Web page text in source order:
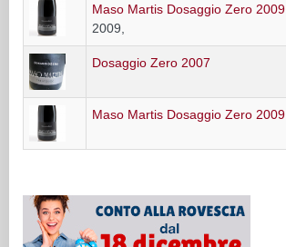
Maso Martis Dosaggio Zero 2009
2009,
Dosaggio Zero 2007
Maso Martis Dosaggio Zero 2009